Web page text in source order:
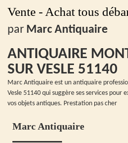
Vente - Achat tous
par Marc Antiquaire
ANTIQUAIRE
SUR VESLE 51140
Marc Antiquaire est un antiquaire
Vesle 51140 qui suggère ses services pour
vos objets antiques. Prestation pas cher
Marc Antiquaire